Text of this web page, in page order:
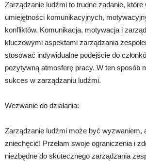
Zarządzanie ludźmi to trudne zadanie, które
umiejętności komunikacyjnych,
konfliktów. Komunikacja, motywacja i
kluczowymi aspektami zarządzania
stosować indywidualne podejście do
pozytywną atmosferę pracy. W ten sposób
sukces w zarządzaniu ludźmi.
Wezwanie do działania:
Zarządzanie ludźmi może być wyzwaniem,
zniechęcić! Przełam swoje ograniczenia i
niezbędne do skutecznego zarządzania